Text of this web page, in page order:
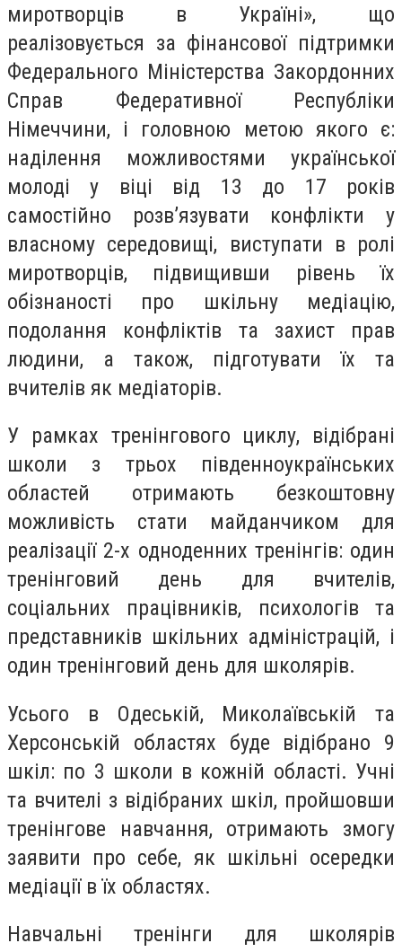
миротворців в Україні», що
реалізовується за фінансової підтримки
Федерального Міністерства Закордонних
Справ Федеративної Республіки
Німеччини, і головною метою якого є:
наділення можливостями української
молоді у віці від 13 до 17 років
самостійно розв’язувати конфлікти у
власному середовищі, виступати в ролі
миротворців, підвищивши рівень їх
обізнаності про шкільну медіацію,
подолання конфліктів та захист прав
людини, а також, підготувати їх та
вчителів як медіаторів.
У рамках тренінгового циклу, відібрані
школи з трьох південноукраїнських
областей отримають безкоштовну
можливість стати майданчиком для
реалізації 2-х одноденних тренінгів: один
тренінговий день для вчителів,
соціальних працівників, психологів та
представників шкільних адміністрацій, і
один тренінговий день для школярів.
Усього в Одеській, Миколаївській та
Херсонській областях буде відібрано 9
шкіл: по 3 школи в кожній області. Учні
та вчителі з відібраних шкіл, пройшовши
тренінгове навчання, отримають змогу
заявити про себе, як шкільні осередки
медіації в їх областях.
Навчальні тренінги для школярів